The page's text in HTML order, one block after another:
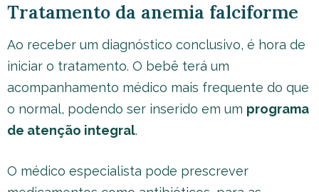
Tratamento da anemia falciforme
Ao receber um diagnóstico conclusivo, é hora de
iniciar o tratamento. O bebê terá um
acompanhamento médico mais frequente do que
o normal, podendo ser inserido em um programa
de atenção integral.
O médico especialista pode prescrever